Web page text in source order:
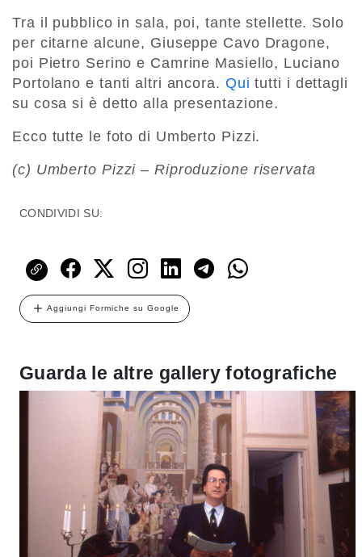
Tra il pubblico in sala, poi, tante stellette. Solo
per citarne alcune, Giuseppe Cavo Dragone,
poi Pietro Serino e Camrine Masiello, Luciano
Portolano e tanti altri ancora. Qui tutti i dettagli
su cosa si è detto alla presentazione.
Ecco tutte le foto di Umberto Pizzi.
(c) Umberto Pizzi – Riproduzione riservata
CONDIVIDI SU:
Aggiungi Formiche su Google
Guarda le altre gallery fotografiche